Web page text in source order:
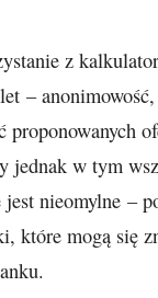
z
–
proponowanych
jednak w tym
nieomylne –
które mogą się